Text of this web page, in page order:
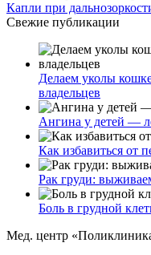
Капли при
Свежие публикации
Делаем уколы
владельцев
Ангина у детей —
Как избавиться от
Рак груди:
Боль в грудной
Мед. центр